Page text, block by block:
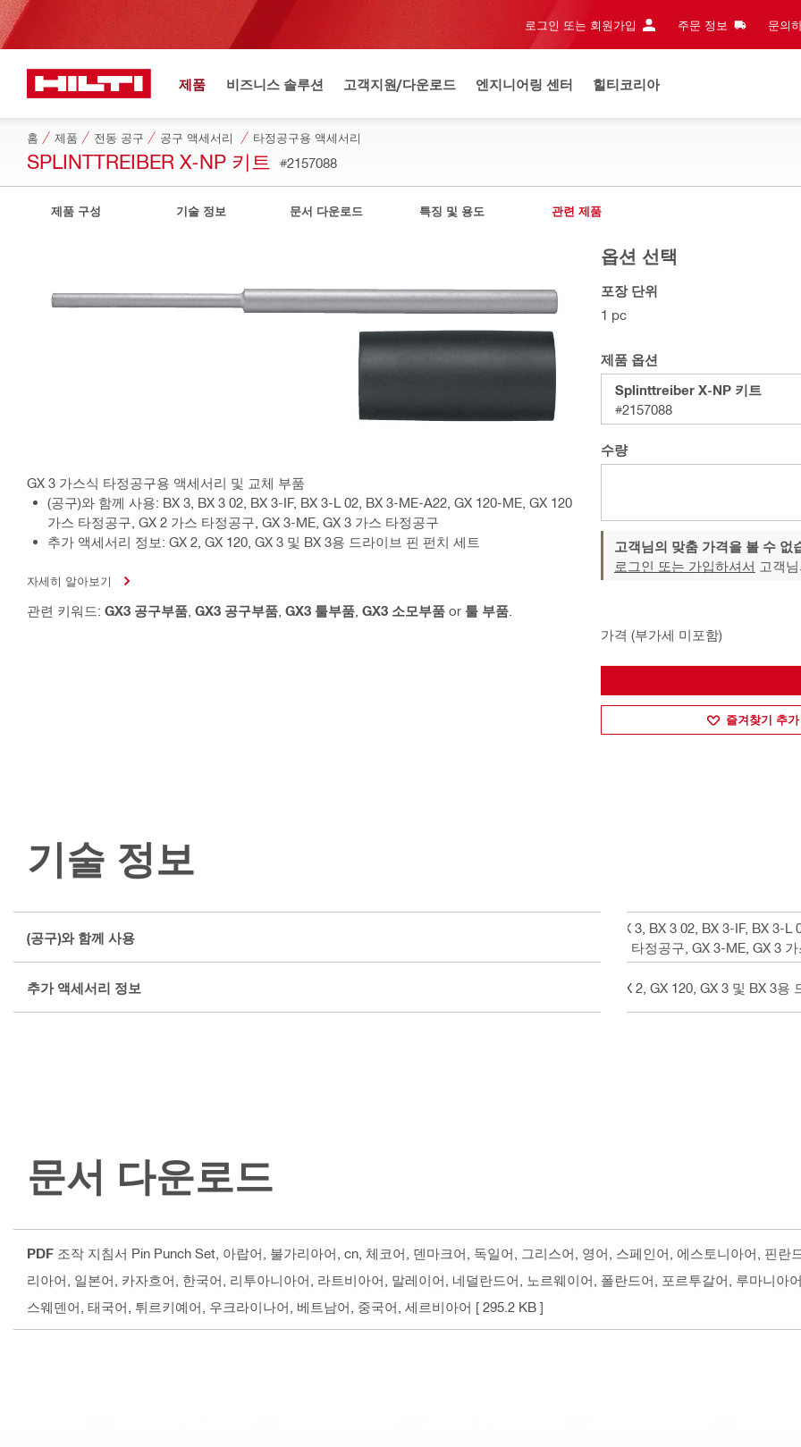
로그인 또는 회원가입 주문 정보 문의
제품 비즈니스 솔루션 고객지원/다운로드 엔지니어링 센터 힐티코리아
홈 제품 전동 공구 공구 액세서리 타정공구용 액세서리
SPLINTTREIBER X-NP 키트 #2157088
제품 구성 기술 정보 문서 다운로드 특징 및 용도 관련 제품
GX 3 가스식 타정공구용 액세서리 및 교체 부품
(공구)와 함께 사용: BX 3, BX 3 02, BX 3-IF, BX 3-L 02, BX 3-ME-A22, GX 120-ME, GX 120
가스 타정공구, GX 2 가스 타정공구, GX 3-ME, GX 3 가스 타정공구
추가 액세서리 정보: GX 2, GX 120, GX 3 및 BX 3용 드라이브 핀 펀치 세트
자세히 알아보기
관련 키워드: GX3 공구부품 GX3 공구부품 GX3 툴부품 GX3 소모부품 or 툴 부품
옵션 선택
포장 단위
1 pc
제품 옵션
Splinttreiber X-NP 키트
#2157088
수량
고객님의 맞춤 가격을 볼 수 없
로그인 또는 가입하셔서 고객
가격 (부가세 미포함)
즐겨찾기 추가
기술 정보
(공구)와 함께 사용
BX 3, BX 3 02, BX 3-IF, BX 3-
스 타정공구, GX 3-ME, GX 3
추가 액세서리 정보 GX 2, GX 120, GX 3 및 BX 3
문서 다운로드
PDF 조작 지침서 Pin Punch Set , 아랍어, 불가리아어, cn, 체코어, 덴마크어, 독일어, 그리스어, 영어, 스페인어, 에스토니아어, 핀
리아어, 일본어, 카자흐어, 한국어, 리투아니아어, 라트비아어, 말레이어, 네덜란드어, 노르웨이어, 폴란드어, 포르투갈어, 루마니아
스웨덴어, 태국어, 튀르키예어, 우크라이나어, 베트남어, 중국어, 세르비아어 [ 295.2 KB ]